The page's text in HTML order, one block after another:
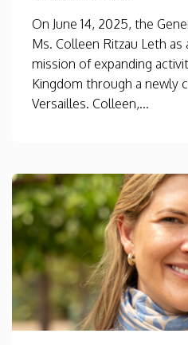
On June 14, 2025, the
Ms. Colleen Ritzau Leth
mission of expanding
Kingdom through a newly
Versailles. Colleen,...